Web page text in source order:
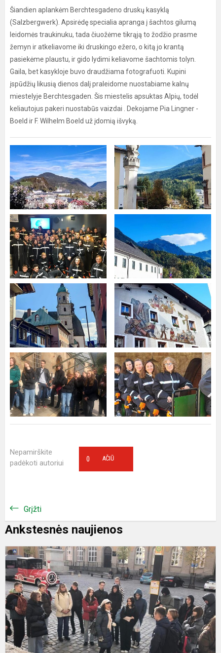
Šiandien aplankėm Berchtesgadeno druskų kasyklą
(Salzbergwerk). Apsirėdę specialia apranga į šachtos gilumą
leidomės traukinuku, tada čiuožėme tikrąją to žodžio prasme
žemyn ir atkeliavome iki druskingo ežero, o kitą jo krantą
pasiekėme plaustu, ir gido lydimi keliavome šachtomis tolyn.
Gaila, bet kasykloje buvo draudžiama fotografuoti. Kupini
įspūdžių likusią dienos dalį praleidome nuostabiame kalnų
miestelyje Berchtesgaden. Šis miestelis apsuktas Alpių, todėl
keliautojus pakeri nuostabūs vaizdai . Dekojame Pia Lingner -
Boeld ir F. Wilhelm Boeld už įdomią išvyką.
Nepamirškite
padėkoti autoriui
AČIŪ
0
Grįžti
Ankstesnės naujienos